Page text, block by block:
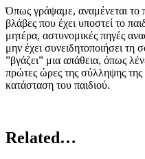
Όπως γράψαμε, αναμένεται το
βλάβες που έχει υποστεί το
μητέρα, αστυνομικές πηγές
μην έχει συνειδητοποιήσει τη
”βγάζει” μια απάθεια, όπως
πρώτες ώρες της σύλληψης της
κατάσταση του παιδιού.
Related…